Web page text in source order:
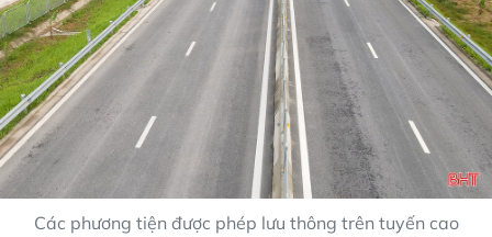
Các phương tiện được phép lưu thông trên tuyến cao